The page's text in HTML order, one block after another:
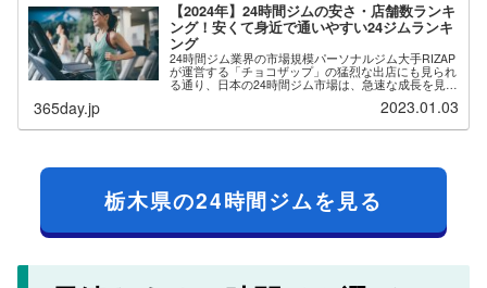
【2024年】24時間ジムの安さ・店舗数ランキ
ング！安くて身近で通いやすい24ジムランキ
ング
24時間ジム業界の市場規模パーソナルジム大手RIZAP
が運営する「チョコザップ」の猛烈な出店にも見られ
る通り、日本の24時間ジム市場は、急速な成長を見せ
ムの導入により、運営コストを下げた低価格...
365day.jp 2023.01.03
栃木県の24時間ジムを見る